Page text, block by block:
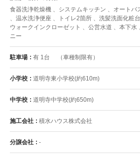
食器洗浄乾燥機 、システムキッチン 、オートバ
、温水洗浄便座 、トイレ2箇所 、洗髪洗面化粧
ウォークインクローゼット 、公営水道 、本下水
ニー
駐車場 有 1台 （車種制限有）
小学校 道明寺東小学校(約610m)
中学校 道明寺中学校(約650m)
施工会社 積水ハウス株式会社
分譲会社 -